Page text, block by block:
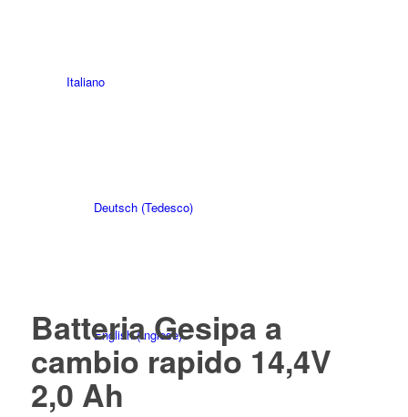
Italiano
Deutsch(Tedesco)
English(Inglese)
Batteria Gesipa a
cambio rapido 14,4V
2,0 Ah